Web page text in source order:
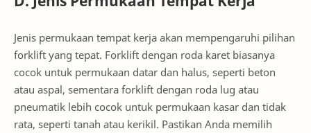
Jenis permukaan tempat kerja akan mempengaruhi pilihan
forklift yang tepat. Forklift dengan roda karet biasanya
cocok untuk permukaan datar dan halus, seperti beton
atau aspal, sementara forklift dengan roda lug atau
pneumatik lebih cocok untuk permukaan kasar dan tidak
rata, seperti tanah atau kerikil. Pastikan Anda memilih